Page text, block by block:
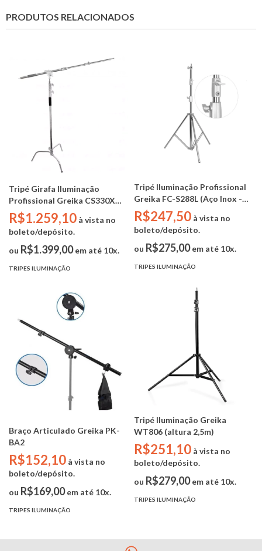
PRODUTOS RELACIONADOS
Tripé Girafa Iluminação
Profissional Greika CS330X
(Aço Inox - base C-Stand -
3,30m - 30kg)
R$1.259,10 à vista no
boleto/depósito.
ou R$1.399,00em até 10x.
TRIPES ILUMINAÇÃO
Tripé Iluminação Profissional
Greika FC-S288L (Aço Inox -
2,50m - 15kg)
R$247,50 à vista no
boleto/depósito.
ou R$275,00em até 10x.
TRIPES ILUMINAÇÃO
Braço Articulado Greika PK-
BA2
R$152,10 à vista no
boleto/depósito.
ou R$169,00em até 10x.
TRIPES ILUMINAÇÃO
Tripé Iluminação Greika
WT806 (altura 2,5m)
R$251,10 à vista no
boleto/depósito.
ou R$279,00em até 10x.
TRIPES ILUMINAÇÃO